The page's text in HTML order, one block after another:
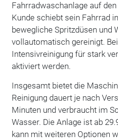
Fahrradwaschanlage auf
Kunde schiebt sein Fahrrad
bewegliche Spritzdüsen und
vollautomatisch gereinigt.
Intensivreinigung für stark
aktiviert werden.
Insgesamt bietet die
Reinigung dauert je nach
Minuten und verbraucht im
Wasser. Die Anlage ist ab
kann mit weiteren Optionen